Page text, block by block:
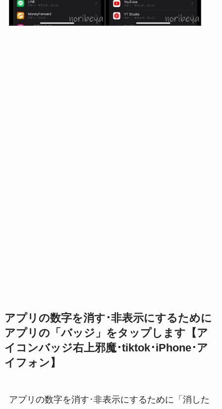
アプリの数字を消す･非表示にするために
アプリの「バッジ」をタップします【ア
イコンバッジ右上邪魔･tiktok･iPhone･ア
イフォン】
アプリの数字を消す･非表示にするために「消した